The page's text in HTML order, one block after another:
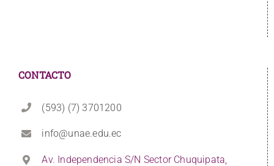
CONTACTO
(593) (7) 3701200
info@unae.edu.ec
Av. Independencia S/N Sector Chuquipata,